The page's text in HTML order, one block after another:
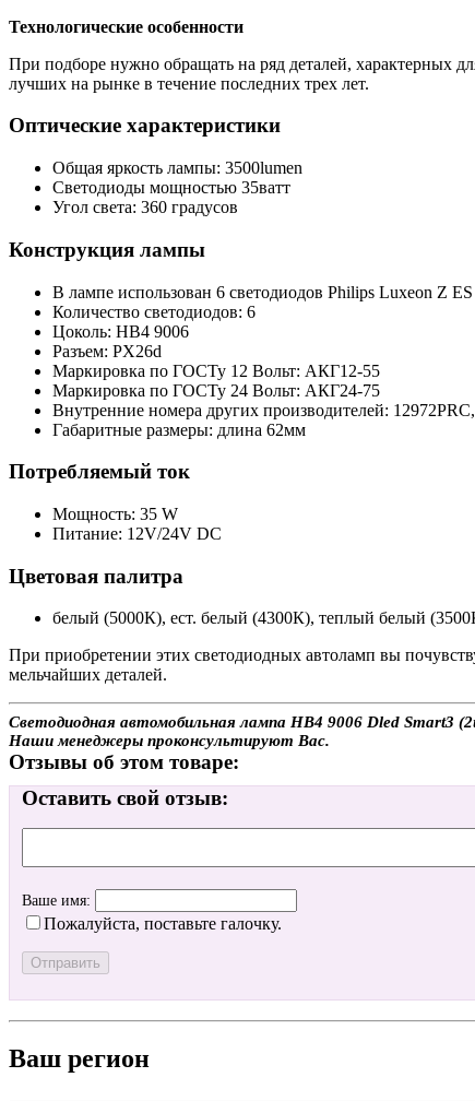
Технологические особенности
При подборе нужно обращать на ряд деталей, характерных
лучших на рынке в течение последних трех лет.
Оптические характеристики
Общая яркость лампы: 3500lumen
Светодиоды мощностью 35ватт
Угол света: 360 градусов
Конструкция лампы
В лампе использован 6 светодиодов Philips Luxeon Z ES
Количество светодиодов: 6
Цоколь: HB4 9006
Разъем: PX26d
Маркировка по ГОСТу 12 Вольт: АКГ12-55
Маркировка по ГОСТу 24 Вольт: АКГ24-75
Внутренние номера других производителей: 12972PRC,
Габаритные размеры: длина 62мм
Потребляемый ток
Мощность: 35 W
Питание: 12V/24V DC
Цветовая палитра
белый (5000К), ест. белый (4300К), теплый белый
При приобретении этих светодиодных автоламп вы
мельчайших деталей.
Светодиодная автомобильная лампа HB4 9006 Dled Smart3
Наши менеджеры проконсультируют Вас.
Отзывы об этом товаре:
Оставить свой отзыв:
Ваше имя:
Пожалуйста, поставьте галочку.
Ваш регион